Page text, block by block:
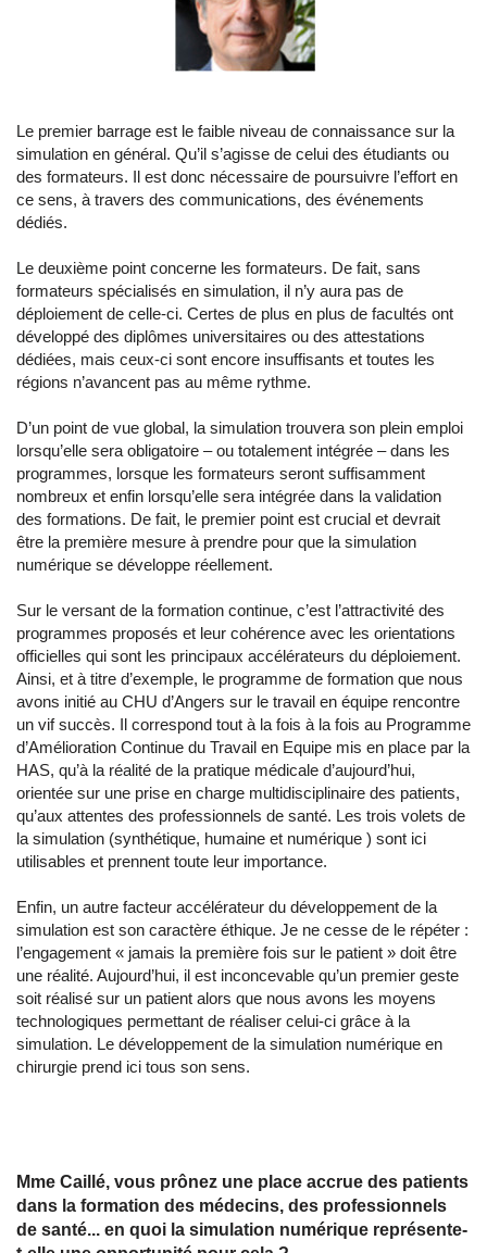
Le premier barrage est le faible niveau de connaissance sur la
simulation en général. Qu’il s’agisse de celui des étudiants ou
des formateurs. Il est donc nécessaire de poursuivre l’effort en
ce sens, à travers des communications, des événements
dédiés.
Le deuxième point concerne les formateurs. De fait, sans
formateurs spécialisés en simulation, il n’y aura pas de
déploiement de celle-ci. Certes de plus en plus de facultés ont
développé des diplômes universitaires ou des attestations
dédiées, mais ceux-ci sont encore insuffisants et toutes les
régions n’avancent pas au même rythme.
D’un point de vue global, la simulation trouvera son plein emploi
lorsqu’elle sera obligatoire – ou totalement intégrée – dans les
programmes, lorsque les formateurs seront suffisamment
nombreux et enfin lorsqu’elle sera intégrée dans la validation
des formations. De fait, le premier point est crucial et devrait
être la première mesure à prendre pour que la simulation
numérique se développe réellement.
Sur le versant de la formation continue, c’est l’attractivité des
programmes proposés et leur cohérence avec les orientations
officielles qui sont les principaux accélérateurs du déploiement.
Ainsi, et à titre d’exemple, le programme de formation que nous
avons initié au CHU d’Angers sur le travail en équipe rencontre
un vif succès. Il correspond tout à la fois à la fois au Programme
d’Amélioration Continue du Travail en Equipe mis en place par la
HAS, qu’à la réalité de la pratique médicale d’aujourd’hui,
orientée sur une prise en charge multidisciplinaire des patients,
qu’aux attentes des professionnels de santé. Les trois volets de
la simulation (synthétique, humaine et numérique ) sont ici
utilisables et prennent toute leur importance.
Enfin, un autre facteur accélérateur du développement de la
simulation est son caractère éthique. Je ne cesse de le répéter :
l’engagement « jamais la première fois sur le patient » doit être
une réalité. Aujourd’hui, il est inconcevable qu’un premier geste
soit réalisé sur un patient alors que nous avons les moyens
technologiques permettant de réaliser celui-ci grâce à la
simulation. Le développement de la simulation numérique en
chirurgie prend ici tous son sens.
Mme Caillé, vous prônez une place accrue des patients
dans la formation des médecins, des professionnels
de santé... en quoi la simulation numérique représente-